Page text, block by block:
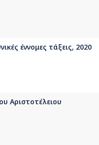
έννομες τάξεις, 2020
Αριστοτέλειου